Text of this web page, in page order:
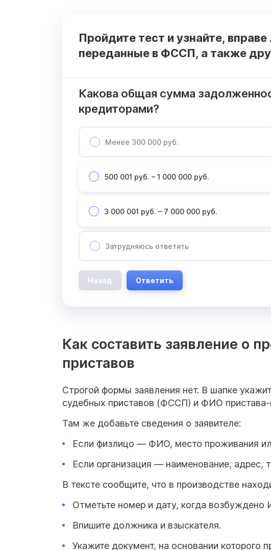
Пройдите тест и узнайте,
переданные в ФССП, а также
Какова общая сумма
кредиторами?
Менее 300 000 руб.
500 001 руб. – 1 000 000 руб.
3 000 001 руб. – 7 000 000 руб.
Затрудняюсь ответить
Назад Ответить
Как составить заявление о
приставов
Строгой формы заявления нет. В шапке
судебных приставов (ФССП) и ФИО пристава-
Там же добавьте сведения о заявителе:
Если физлицо — ФИО, место проживания
Если организация — наименование, адрес,
В тексте сообщите, что в производстве
Отметьте номер и дату, когда возбуждено
Впишите должника и взыскателя.
Укажите документ, на основании которого